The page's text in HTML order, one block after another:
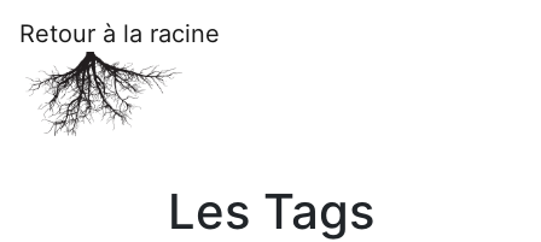
Retour à la racine
Les Tags